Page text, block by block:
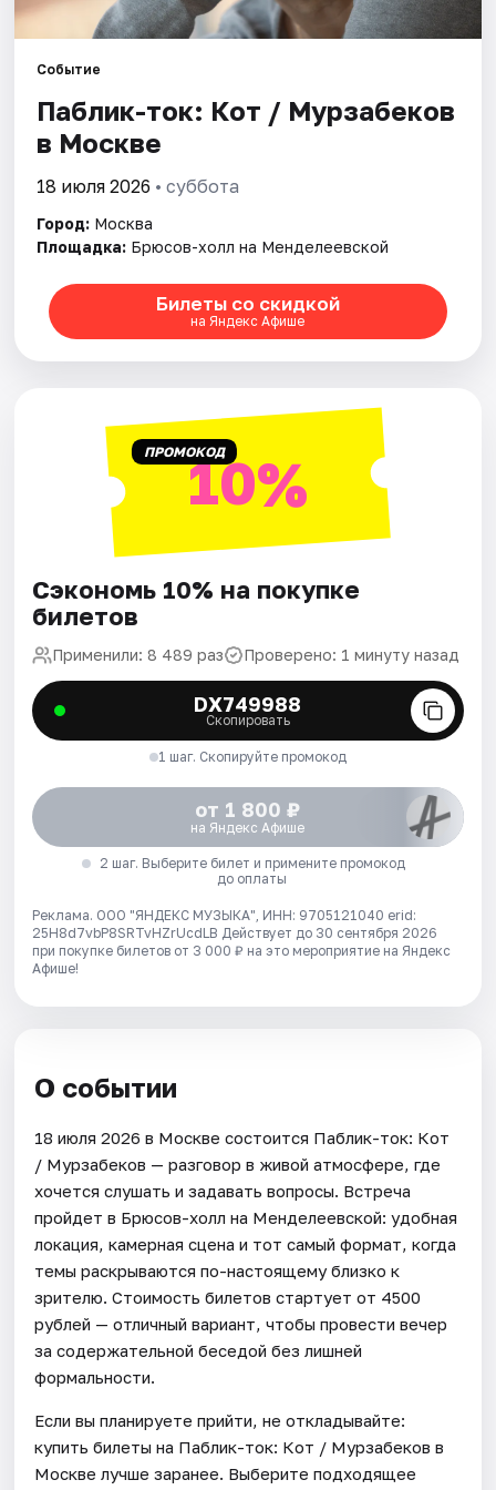
Площадки
Артисты
Событие
Паблик-ток: Кот / Мурзабеков
в Москве
18 июля 2026 • суббота
Город: Москва
Площадка: Брюсов-холл на Менделеевской
Билеты со скидкой
на Яндекс Афише
ПРОМОКОД10%
Сэкономь 10% на покупке
билетов
Применили: 8 489 раз Проверено: 1 минуту назад
DX749988
Скопировать
1 шаг. Скопируйте промокод
от 1 800 ₽
на Яндекс Афише
2 шаг. Выберите билет и примените промокод
до оплаты
Реклама. ООО "ЯНДЕКС МУЗЫКА", ИНН: 9705121040 erid:
25H8d7vbP8SRTvHZrUcdLB Действует до 30 сентября 2026
при покупке билетов от 3 000 ₽ на это мероприятие на Яндекс
Афише!
О событии
18 июля 2026 в Москве состоится Паблик-ток: Кот
/ Мурзабеков — разговор в живой атмосфере, где
хочется слушать и задавать вопросы. Встреча
пройдет в Брюсов-холл на Менделеевской: удобная
локация, камерная сцена и тот самый формат, когда
темы раскрываются по-настоящему близко к
зрителю. Стоимость билетов стартует от 4500
рублей — отличный вариант, чтобы провести вечер
за содержательной беседой без лишней
формальности.
Если вы планируете прийти, не откладывайте:
купить билеты на Паблик-ток: Кот / Мурзабеков в
Москве лучше заранее. Выберите подходящее